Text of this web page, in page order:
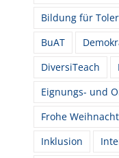
Bildung für
BuAT
DiversiTeach
Eignungs- und
Frohe
Inklusion